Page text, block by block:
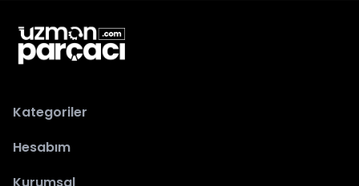
Kategoriler
Hesabım